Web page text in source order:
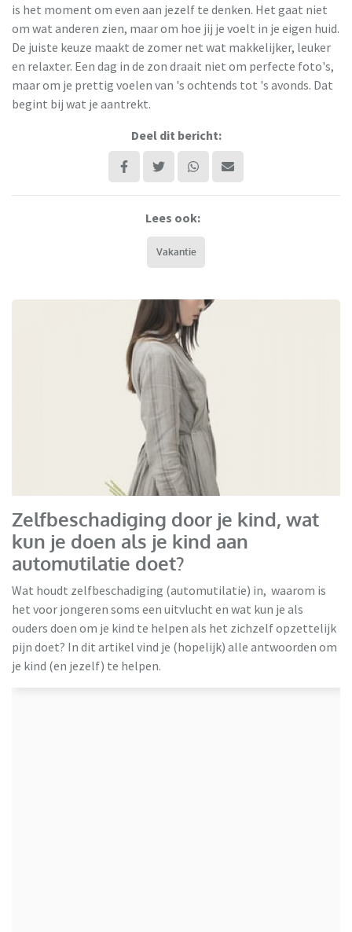
is het moment om even aan jezelf te denken. Het gaat niet
om wat anderen zien, maar om hoe jij je voelt in je eigen huid.
De juiste keuze maakt de zomer net wat makkelijker, leuker
en relaxter. Een dag in de zon draait niet om perfecte foto's,
maar om je prettig voelen van 's ochtends tot 's avonds. Dat
begint bij wat je aantrekt.
Deel dit bericht:
Lees ook:
Vakantie
Zelfbeschadiging door je kind, wat
kun je doen als je kind aan
automutilatie doet?
Wat houdt zelfbeschadiging (automutilatie) in, waarom is
het voor jongeren soms een uitvlucht en wat kun je als
ouders doen om je kind te helpen als het zichzelf opzettelijk
pijn doet? In dit artikel vind je (hopelijk) alle antwoorden om
je kind (en jezelf) te helpen.